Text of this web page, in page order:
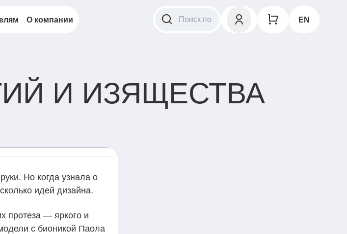
О компании EN
И ИЗЯЩЕСТВА
Но когда узнала о
идей дизайна.
протеза — яркого и
с бионикой Паола